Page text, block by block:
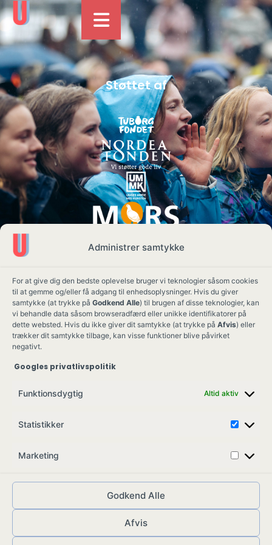
Administrer samtykke
For at give dig den bedste oplevelse bruger vi teknologier såsom cookies
til at gemme og/eller få adgang til enhedsoplysninger. Hvis du giver
samtykke (at trykke på Godkend Alle) til brugen af disse teknologier, kan
vi behandle data såsom browseradfærd eller unikke identifikatorer på
dette websted. Hvis du ikke giver dit samtykke (at trykke på Afvis) eller
trækker dit samtykke tilbage, kan visse funktioner blive påvirket
negativt.
Googles privatlivspolitik
Funktionsdygtig Altid aktiv
Statistikker
Marketing
Godkend Alle
Afvis
Støttet af
Ung Kult
Skovgade 17,
CVR: 41008547
© ungkult.dk - 2026 Allieret– din partner i